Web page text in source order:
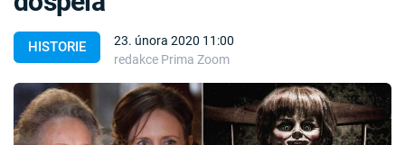
Témata
Témata
Pořady
HISTORIE
23. února 2020 11:00
redakce Prima Zoom